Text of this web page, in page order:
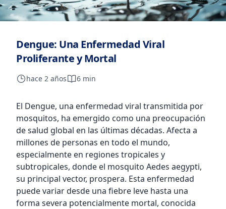
Dengue: Una Enfermedad Viral
Proliferante y Mortal
hace 2 años 6 min
El Dengue, una enfermedad viral transmitida por
mosquitos, ha emergido como una preocupación
de salud global en las últimas décadas. Afecta a
millones de personas en todo el mundo,
especialmente en regiones tropicales y
subtropicales, donde el mosquito Aedes aegypti,
su principal vector, prospera. Esta enfermedad
puede variar desde una fiebre leve hasta una
forma severa potencialmente mortal, conocida